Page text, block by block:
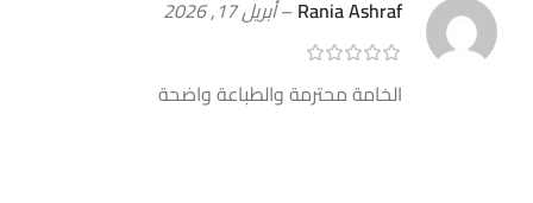
Rania Ashraf
–أبريل 17, 2026
الخامة محترمة والطباعة واضحة